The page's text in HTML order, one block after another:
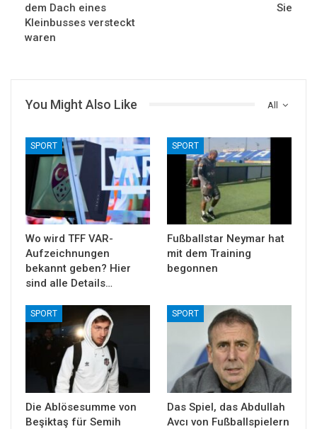
dem Dach eines
Kleinbusses versteckt
waren
Sie
All
You Might Also Like
SPORT
Wo wird TFF VAR-
Aufzeichnungen
bekannt geben? Hier
sind alle Details…
SPORT
Fußballstar Neymar hat
mit dem Training
begonnen
SPORT
Die Ablösesumme von
Beşiktaş für Semih
SPORT
Das Spiel, das Abdullah
Avcı von Fußballspielern